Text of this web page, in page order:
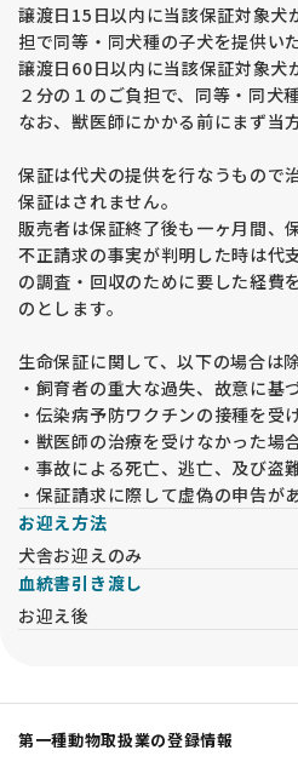
譲渡日15日以内に当該保証対象犬
担で同等・同犬種の子犬を提供い
譲渡日60日以内に当該保証対象犬
２分の１のご負担で、同等・同犬
なお、獣医師にかかる前にまず当
保証は代犬の提供を行なうもので
保証はされません。
販売者は保証終了後も一ヶ月間、
不正請求の事実が判明した時は代
の調査・回収のために要した経費
のとします。
生命保証に関して、以下の場合は
・飼育者の重大な過失、故意に基
・伝染病予防ワクチンの接種を受
・獣医師の治療を受けなかった場
・事故による死亡、逃亡、及び盗難
・保証請求に際して虚偽の申告が
お迎え方法
犬舎お迎えのみ
血統書引き渡し
お迎え後
第一種動物取扱業の登録情報